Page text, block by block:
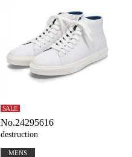
SALE
No.24295616
destruction
MENS